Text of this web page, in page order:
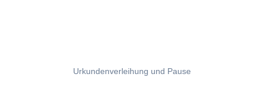
Urkundenverleihung und Pause